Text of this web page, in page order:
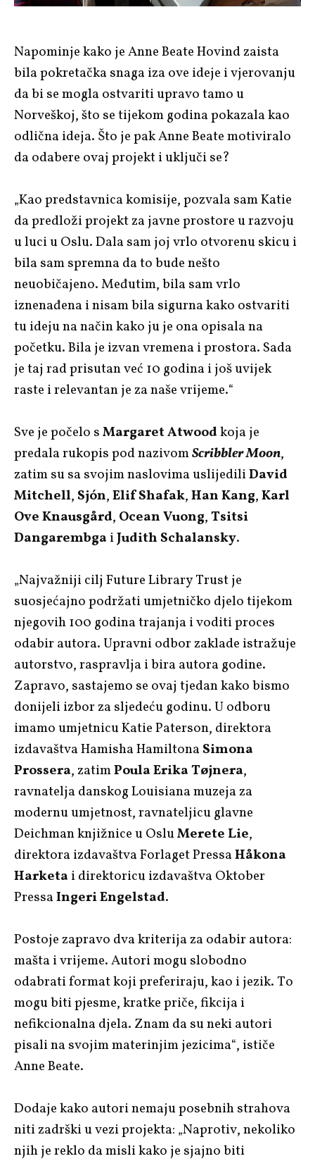
Napominje kako je Anne Beate Hovind zaista
bila pokretačka snaga iza ove ideje i vjerovanju
da bi se mogla ostvariti upravo tamo u
Norveškoj, što se tijekom godina pokazala kao
odlična ideja. Što je pak Anne Beate motiviralo
da odabere ovaj projekt i uključi se?
„Kao predstavnica komisije, pozvala sam Katie
da predloži projekt za javne prostore u razvoju
u luci u Oslu. Dala sam joj vrlo otvorenu skicu i
bila sam spremna da to bude nešto
neuobičajeno. Međutim, bila sam vrlo
iznenađena i nisam bila sigurna kako ostvariti
tu ideju na način kako ju je ona opisala na
početku. Bila je izvan vremena i prostora. Sada
je taj rad prisutan već 10 godina i još uvijek
raste i relevantan je za naše vrijeme.“
Sve je počelo sMargaret Atwoodkoja je
predala rukopis pod nazivomScribbler Moon,
zatim su sa svojim naslovima uslijediliDavid
Mitchell,Sjón,Elif Shafak,Han Kang,Karl
Ove Knausgård, Ocean Vuong,Tsitsi
DangarembgaiJudith Schalansky.
„Najvažniji cilj Future Library Trust je
suosjećajno podržati umjetničko djelo tijekom
njegovih 100 godina trajanja i voditi proces
odabir autora. Upravni odbor zaklade istražuje
autorstvo, raspravlja i bira autora godine.
Zapravo, sastajemo se ovaj tjedan kako bismo
donijeli izbor za sljedeću godinu. U odboru
imamo umjetnicu Katie Paterson, direktora
izdavaštva Hamisha HamiltonaSimona
Prossera, zatimPoula Erika Tøjnera,
ravnatelja danskog Louisiana muzeja za
modernu umjetnost, ravnateljicu glavne
Deichman knjižnice u OsluMerete Lie,
direktora izdavaštva Forlaget PressaHåkona
Harketai direktoricu izdavaštva Oktober
PressaIngeri Engelstad.
Postoje zapravo dva kriterija za odabir autora:
mašta i vrijeme. Autori mogu slobodno
odabrati format koji preferiraju, kao i jezik. To
mogu biti pjesme, kratke priče, fikcija i
nefikcionalna djela. Znam da su neki autori
pisali na svojim materinjim jezicima“, ističe
Anne Beate.
Dodaje kako autori nemaju posebnih strahova
niti zadrški u vezi projekta: „Naprotiv, nekoliko
njih je reklo da misli kako je sjajno biti